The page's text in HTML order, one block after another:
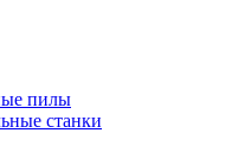
пилы
станки